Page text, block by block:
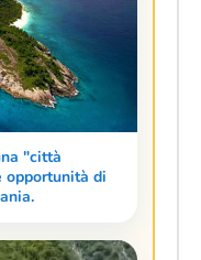
"città
opportunità di